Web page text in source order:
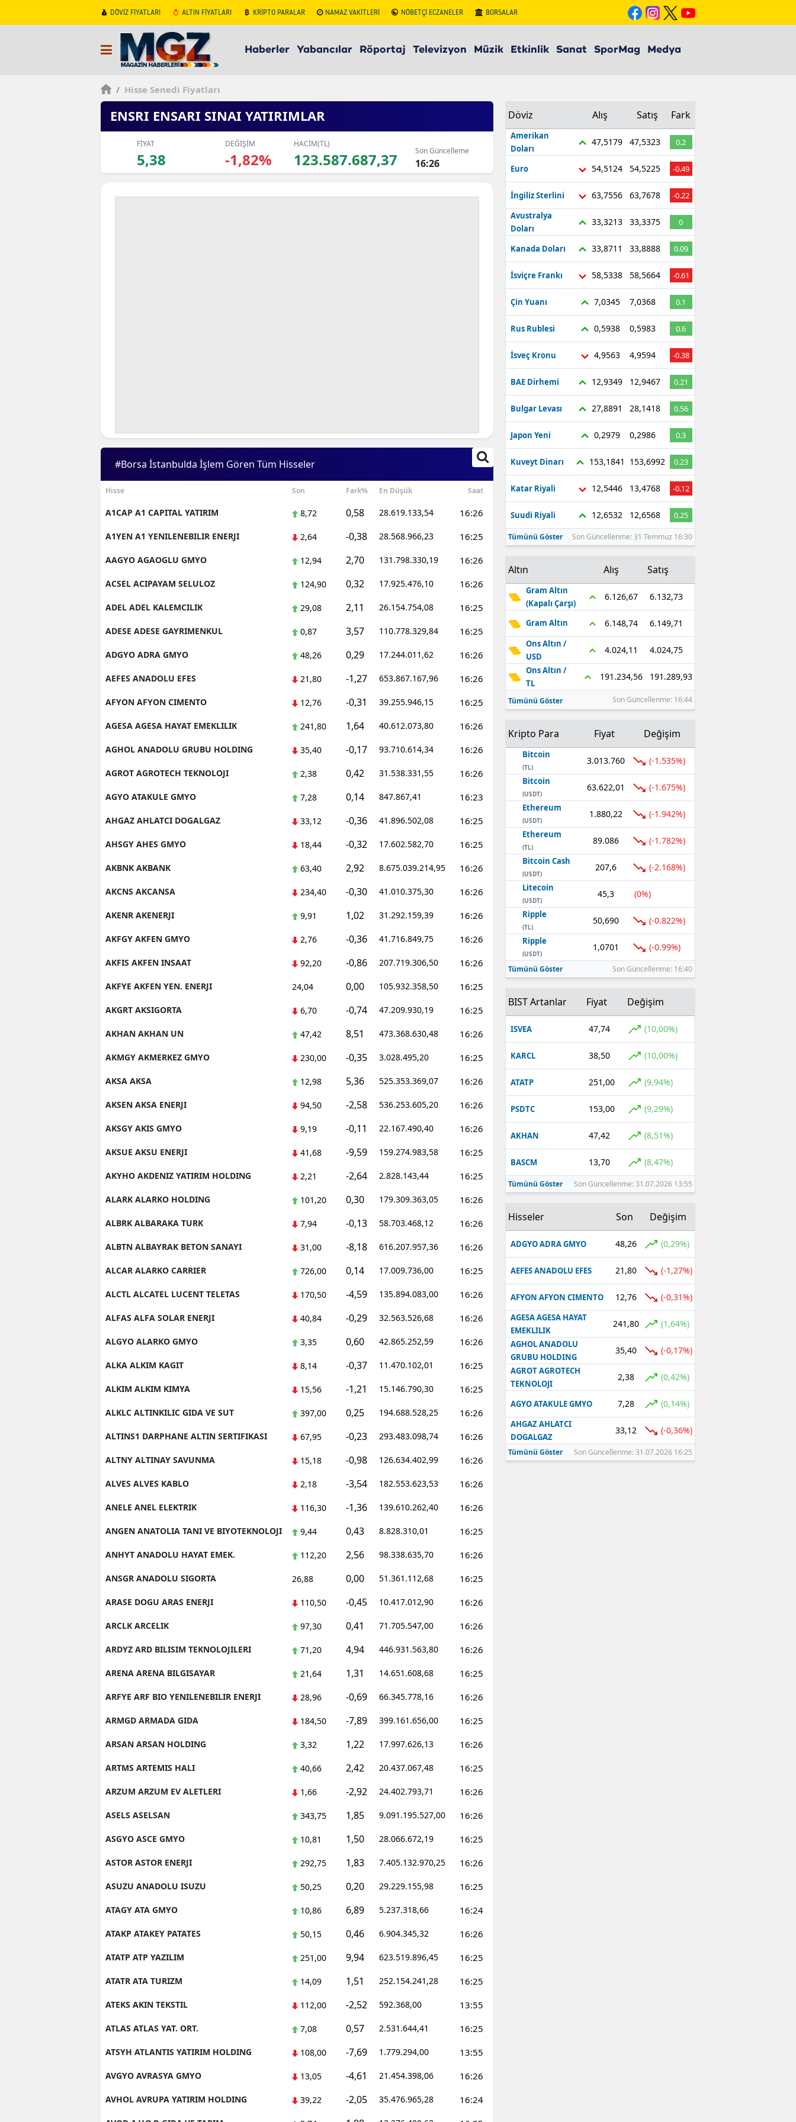
DÖVİZ FİYATLARI ALTIN FİYATLARI KRİPTO PARALAR NAMAZ VAKİTLERİ NÖBETÇİ ECZANELER BORSALAR
Haberler Yabancılar Röportaj Televizyon Müzik Etkinlik Sanat SporMag Medya
/ Hisse Senedi Fiyatları
ENSRI ENSARI SINAI YATIRIMLAR
FİYAT
5,38
DEĞİŞİM
-1,82%
HACİM(TL)
123.587.687,37 Son Güncelleme
16:26
#Borsa İstanbulda İşlem Gören Tüm Hisseler
Hisse Son Fark% En Düşük Saat
A1CAP A1 CAPITAL YATIRIM 8,72 0,58 28.619.133,54 16:26
A1YEN A1 YENILENEBILIR ENERJI 2,64 -0,38 28.568.966,23 16:25
AAGYO AGAOGLU GMYO 12,94 2,70 131.798.330,19 16:26
ACSEL ACIPAYAM SELULOZ 124,90 0,32 17.925.476,10 16:26
ADEL ADEL KALEMCILIK 29,08 2,11 26.154.754,08 16:25
ADESE ADESE GAYRIMENKUL 0,87 3,57 110.778.329,84 16:25
ADGYO ADRA GMYO 48,26 0,29 17.244.011,62 16:26
AEFES ANADOLU EFES 21,80 -1,27 653.867.167,96 16:26
AFYON AFYON CIMENTO 12,76 -0,31 39.255.946,15 16:25
AGESA AGESA HAYAT EMEKLILIK 241,80 1,64 40.612.073,80 16:26
AGHOL ANADOLU GRUBU HOLDING 35,40 -0,17 93.710.614,34 16:26
AGROT AGROTECH TEKNOLOJI 2,38 0,42 31.538.331,55 16:26
AGYO ATAKULE GMYO 7,28 0,14 847.867,41 16:23
AHGAZ AHLATCI DOGALGAZ 33,12 -0,36 41.896.502,08 16:25
AHSGY AHES GMYO 18,44 -0,32 17.602.582,70 16:25
AKBNK AKBANK 63,40 2,92 8.675.039.214,95 16:26
AKCNS AKCANSA 234,40 -0,30 41.010.375,30 16:26
AKENR AKENERJI 9,91 1,02 31.292.159,39 16:26
AKFGY AKFEN GMYO 2,76 -0,36 41.716.849,75 16:26
AKFIS AKFEN INSAAT 92,20 -0,86 207.719.306,50 16:26
AKFYE AKFEN YEN. ENERJI 24,04 0,00 105.932.358,50 16:25
AKGRT AKSIGORTA 6,70 -0,74 47.209.930,19 16:25
AKHAN AKHAN UN 47,42 8,51 473.368.630,48 16:26
AKMGY AKMERKEZ GMYO 230,00 -0,35 3.028.495,20 16:25
AKSA AKSA 12,98 5,36 525.353.369,07 16:26
AKSEN AKSA ENERJI 94,50 -2,58 536.253.605,20 16:26
AKSGY AKIS GMYO 9,19 -0,11 22.167.490,40 16:26
AKSUE AKSU ENERJI 41,68 -9,59 159.274.983,58 16:25
AKYHO AKDENIZ YATIRIM HOLDING 2,21 -2,64 2.828.143,44 16:25
ALARK ALARKO HOLDING 101,20 0,30 179.309.363,05 16:26
ALBRK ALBARAKA TURK 7,94 -0,13 58.703.468,12 16:26
ALBTN ALBAYRAK BETON SANAYI 31,00 -8,18 616.207.957,36 16:26
ALCAR ALARKO CARRIER 726,00 0,14 17.009.736,00 16:25
ALCTL ALCATEL LUCENT TELETAS 170,50 -4,59 135.894.083,00 16:26
ALFAS ALFA SOLAR ENERJI 40,84 -0,29 32.563.526,68 16:26
ALGYO ALARKO GMYO 3,35 0,60 42.865.252,59 16:26
ALKA ALKIM KAGIT 8,14 -0,37 11.470.102,01 16:25
ALKIM ALKIM KIMYA 15,56 -1,21 15.146.790,30 16:25
ALKLC ALTINKILIC GIDA VE SUT 397,00 0,25 194.688.528,25 16:26
ALTINS1 DARPHANE ALTIN SERTIFIKASI 67,95 -0,23 293.483.098,74 16:26
ALTNY ALTINAY SAVUNMA 15,18 -0,98 126.634.402,99 16:26
ALVES ALVES KABLO 2,18 -3,54 182.553.623,53 16:26
ANELE ANEL ELEKTRIK 116,30 -1,36 139.610.262,40 16:26
ANGEN ANATOLIA TANI VE BIYOTEKNOLOJI 9,44 0,43 8.828.310,01 16:25
ANHYT ANADOLU HAYAT EMEK. 112,20 2,56 98.338.635,70 16:26
ANSGR ANADOLU SIGORTA 26,88 0,00 51.361.112,68 16:25
ARASE DOGU ARAS ENERJI 110,50 -0,45 10.417.012,90 16:26
ARCLK ARCELIK 97,30 0,41 71.705.547,00 16:26
ARDYZ ARD BILISIM TEKNOLOJILERI 71,20 4,94 446.931.563,80 16:26
ARENA ARENA BILGISAYAR 21,64 1,31 14.651.608,68 16:25
ARFYE ARF BIO YENILENEBILIR ENERJI 28,96 -0,69 66.345.778,16 16:26
ARMGD ARMADA GIDA 184,50 -7,89 399.161.656,00 16:25
ARSAN ARSAN HOLDING 3,32 1,22 17.997.626,13 16:26
ARTMS ARTEMIS HALI 40,66 2,42 20.437.067,48 16:25
ARZUM ARZUM EV ALETLERI 1,66 -2,92 24.402.793,71 16:26
ASELS ASELSAN 343,75 1,85 9.091.195.527,00 16:26
ASGYO ASCE GMYO 10,81 1,50 28.066.672,19 16:25
ASTOR ASTOR ENERJI 292,75 1,83 7.405.132.970,25 16:26
ASUZU ANADOLU ISUZU 50,25 0,20 29.229.155,98 16:25
ATAGY ATA GMYO 10,86 6,89 5.237.318,66 16:24
ATAKP ATAKEY PATATES 50,15 0,46 6.904.345,32 16:26
ATATP ATP YAZILIM 251,00 9,94 623.519.896,45 16:25
ATATR ATA TURIZM 14,09 1,51 252.154.241,28 16:25
ATEKS AKIN TEKSTIL 112,00 -2,52 592.368,00 13:55
ATLAS ATLAS YAT. ORT. 7,08 0,57 2.531.644,41 16:25
ATSYH ATLANTIS YATIRIM HOLDING 108,00 -7,69 1.779.294,00 13:55
AVGYO AVRASYA GMYO 13,05 -4,61 21.454.398,06 16:26
AVHOL AVRUPA YATIRIM HOLDING 39,22 -2,05 35.476.965,28 16:24
Döviz Alış Satış Fark
Amerikan
Doları
47,5179 47,5323 0.2
Euro 54,5124 54,5225 -0.49
İngiliz Sterlini 63,7556 63,7678
-0.22
Avustralya
Doları
33,3213 33,3375 0
Kanada Doları 33,8711 33,8888 0.09
İsviçre Frankı 58,5338 58,5664 -0.61
Çin Yuanı 7,0345 7,0368 0.1
Rus Rublesi 0,5938 0,5983 0.6
İsveç Kronu 4,9563 4,9594 -0.38
BAE Dirhemi 12,9349 12,9467 0.21
Bulgar Levası 27,8891 28,1418 0.56
Japon Yeni 0,2979 0,2986 0.3
Kuveyt Dinarı 153,1841 153,6992 0.23
Katar Riyali 12,5446 13,4768 -0.12
Suudi Riyali 12,6532 12,6568 0.25
Tümünü Göster Son Güncellenme: 31 Temmuz 16:30
Altın Alış Satış
Gram Altın
(Kapalı Çarşı)
6.126,67 6.132,73
Gram Altın 6.148,74 6.149,71
Ons Altın /
USD
4.024,11 4.024,75
Ons Altın /
TL
191.234,56 191.289,93
Tümünü Göster Son Güncellenme: 16:44
Kripto Para Fiyat Değişim
Bitcoin
(TL)
3.013.760 (-1.535%)
Bitcoin
(USDT)
63.622,01 (-1.675%)
Ethereum
(USDT)
1.880,22 (-1.942%)
Ethereum
(TL)
89.086 (-1.782%)
Bitcoin Cash
(USDT)
207,6 (-2.168%)
Litecoin
(USDT)
45,3 (0%)
Ripple
(TL)
50,690 (-0.822%)
Ripple
(USDT)
1,0701 (-0.99%)
Tümünü Göster Son Güncellenme: 16:40
BIST Artanlar Fiyat Değişim
ISVEA 47,74 (10,00%)
KARCL 38,50 (10,00%)
ATATP 251,00 (9,94%)
PSDTC 153,00 (9,29%)
AKHAN 47,42 (8,51%)
BASCM 13,70 (8,47%)
Tümünü Göster Son Güncellenme: 31.07.2026 13:55
Hisseler Son Değişim
ADGYO ADRA GMYO 48,26 (0,29%)
AEFES ANADOLU EFES 21,80 (-1,27%)
AFYON AFYON CIMENTO 12,76 (-0,31%)
AGESA AGESA HAYAT
EMEKLILIK
241,80 (1,64%)
AGHOL ANADOLU
GRUBU HOLDING
35,40 (-0,17%)
AGROT AGROTECH
TEKNOLOJI
2,38 (0,42%)
AGYO ATAKULE GMYO 7,28 (0,14%)
AHGAZ AHLATCI
DOGALGAZ
33,12 (-0,36%)
Tümünü Göster Son Güncellenme: 31.07.2026 16:25